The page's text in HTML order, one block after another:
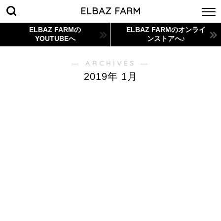
ELBAZ FARM
ELBAZ FARMの
YOUTUBEへ
ELBAZ FARMのオンライ
ンストアへ♪
― ARCHIVES ―
2019年 1月